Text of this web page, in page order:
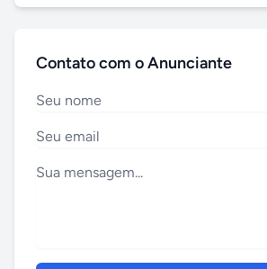
Contato com o Anunciante